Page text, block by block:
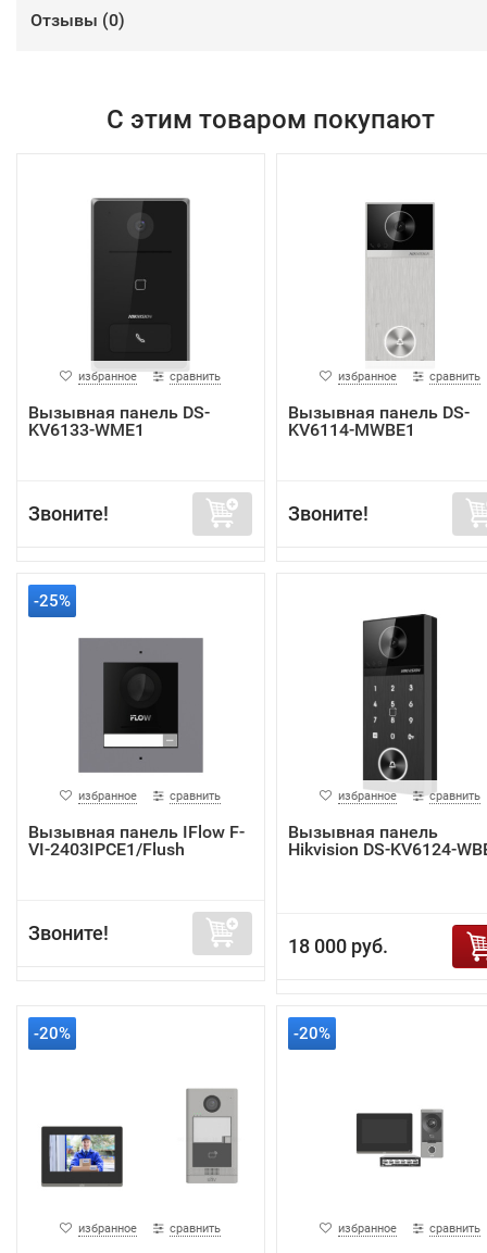
Отзывы (0)
С этим товаром покупают
избранное сравнить
Вызывная панель DS-
KV6133-WME1
Звоните!
избранное сравнить
Вызывная панель DS-
KV6114-MWBE1
Звоните!
-25%
избранное сравнить
Вызывная панель IFlow F-
VI-2403IPCE1/Flush
Звоните!
избранное сравнить
Вызывная панель
Hikvision DS-KV6124-
18 000 руб.
-20%
избранное сравнить
-20%
избранное сравнить